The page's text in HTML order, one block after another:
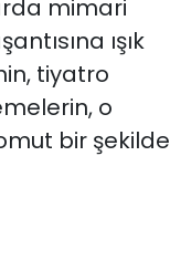
mimari
ışık
tiyatro
o
bir şekilde